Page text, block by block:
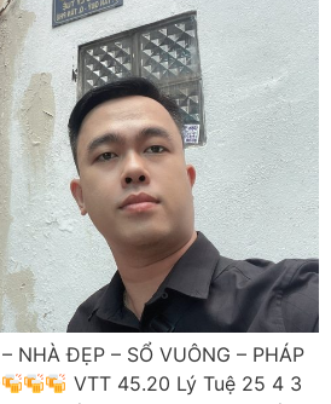
NHÀ ĐẸP – SỔ VUÔNG – PHÁP
VTT 45.20 Lý Tuệ 25 4 3